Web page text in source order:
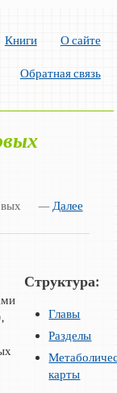
Книги О сайте
Обратная связь
—Далее
Структура:
Главы
Разделы
карты